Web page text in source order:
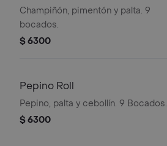
Champiñón, pimentón y palta. 9
bocados.
$ 6300
Pepino Roll
Pepino, palta y cebollín. 9 Bocados.
$ 6300